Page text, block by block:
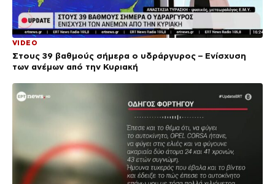
VIDEO
Στους 39 βαθμούς σήμερα ο υδράργυρος – Ενίσχυση
των ανέμων από την Κυριακή